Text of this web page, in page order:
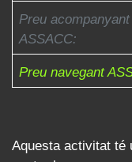
Preunavegant
ASSACC:
quatre hores: